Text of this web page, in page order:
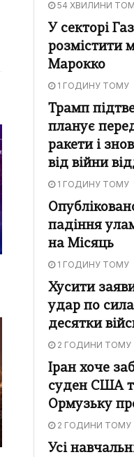
54 ХВИЛИНИ
У секторі
розмістити
Марокко
1 ГОДИНУ ТОМУ
Трамп
планує
ракети і
від війни
1 ГОДИНУ ТОМУ
падіння
на Місяць
1 ГОДИНУ ТОМУ
Хусити
удар по
десятки
2 ГОДИНИ ТОМУ
Іран хоче
суден США
Ормузьку
2 ГОДИНИ ТОМУ
Усі